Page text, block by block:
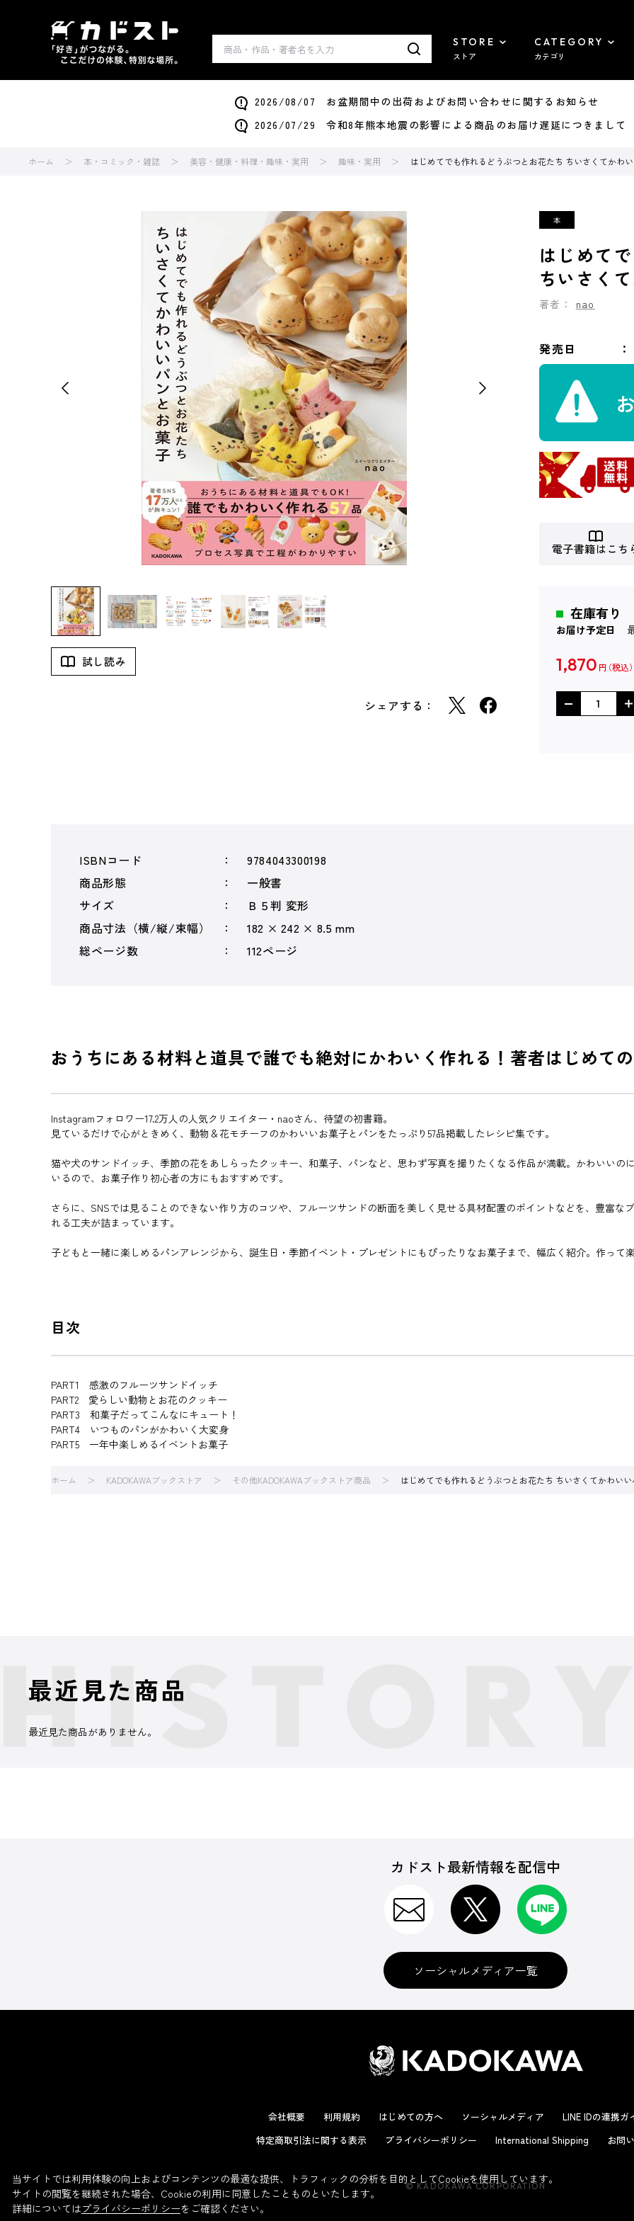
STORE
ストア
CATEGORY
カテゴリ
2026/08/07 お盆期間中の出荷およびお問い合わせに関するお知らせ
2026/07/29 令和8年熊本地震の影響による商品のお届け遅延につきまして
ホーム 本・コミック・雑誌 美容・健康・料理・趣味・実用 趣味・実用 はじめてでも作れるどうぶつとお花たち ちいさくてかわ
試し読み
シェアする：
はじめて
ちいさく
著者： nao
発売日
電子書籍はこち
在庫有り
お届け予定日
1,870 円
ISBNコード
9784043300198
商品形態
一般書
サイズ
Ｂ５判 変形
商品寸法（横/縦/束幅）
182 × 242 × 8.5 mm
総ページ数
112ページ
おうちにある材料と道具で誰でも絶対にかわいく作れる！著者はじめての
Instagramフォロワー17.2万人の人気クリエイター・naoさん、待望の初書籍。
見ているだけで心がときめく、動物＆花モチーフのかわいいお菓子とパンをたっぷり57品掲載したレシピ集です。
猫や犬のサンドイッチ、季節の花をあしらったクッキー、和菓子、パンなど、思わず写真を撮りたくなる作品が満載。かわいいの
いるので、お菓子作り初心者の方にもおすすめです。
さらに、SNSでは見ることのできない作り方のコツや、フルーツサンドの断面を美しく見せる具材配置のポイントなどを、豊富
れる工夫が詰まっています。
子どもと一緒に楽しめるパンアレンジから、誕生日・季節イベント・プレゼントにもぴったりなお菓子まで、幅広く紹介。作って
目次
PART1 感激のフルーツサンドイッチ
PART2 愛らしい動物とお花のクッキー
PART3 和菓子だってこんなにキュート！
PART4 いつものパンがかわいく大変身
PART5 一年中楽しめるイベントお菓子
ホーム KADOKAWAブックストア その他KADOKAWAブックストア商品 はじめてでも作れるどうぶつとお花たち ちいさくてかわい
最近見た商品
最近見た商品がありません。
カドスト最新情報を配信中
ソーシャルメディア一覧
会社概要 利用規約 はじめての方へ ソーシャルメディア LINE IDの連携ガ
特定商取引法に関する表示
プライバシーポリシー International Shipping お問
© KADOKAWA CORPORATION
当サイトでは利用体験の向上およびコンテンツの最適な提供、トラフィックの分析を目的としてCookieを使用しています。
サイトの閲覧を継続された場合、Cookieの利用に同意したことものといたします。
詳細についてはプライバシーポリシーをご確認ください。